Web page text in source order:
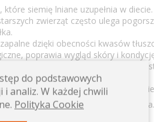
siemię lniane uzupełnia w diecie.
zwierząt często ulega
dzięki obecności kwasów
poprawia wygląd skóry i
i wspierają leczenie wrzodów oraz
farmakologicznym.
dla kontroli glikemii u tych
życia i aktywności fizycznej
zdrowych suplementów.
do podstawowych
analiz. W każdej chwili
Polityka Cookie